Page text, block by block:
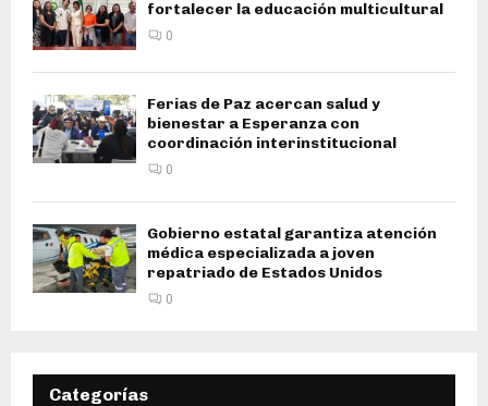
fortalecer la educación multicultural
0
Ferias de Paz acercan salud y
bienestar a Esperanza con
coordinación interinstitucional
0
Gobierno estatal garantiza atención
médica especializada a joven
repatriado de Estados Unidos
0
Categorías